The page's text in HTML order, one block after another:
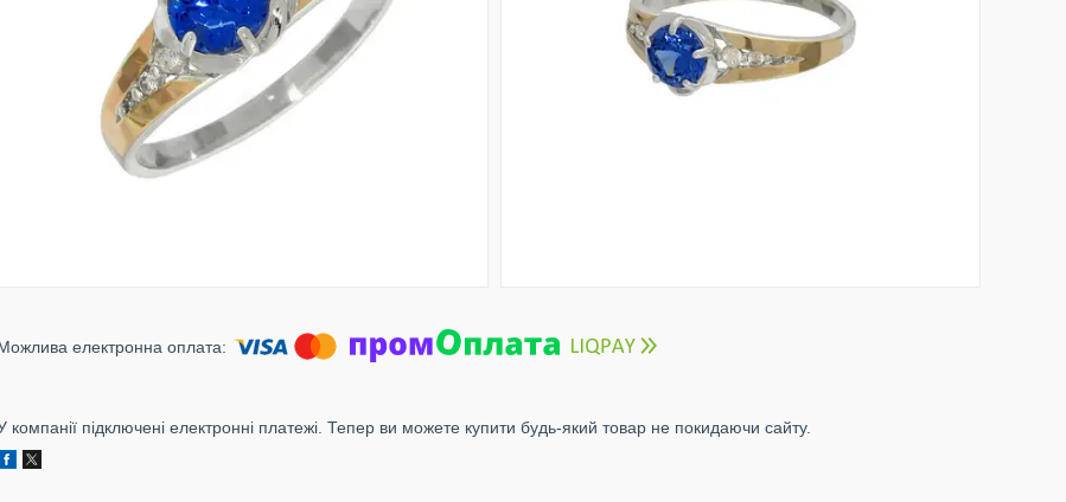
компанії підключені електронні платежі. Тепер ви можете купити будь-який товар не покидаючи сайту.